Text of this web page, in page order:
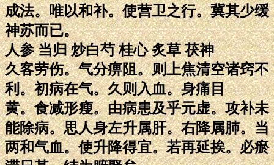
成法。唯以和补。使营卫之行。冀其少缓
神苏而已。
人参 当归 炒白芍 桂心 炙草 茯神
久客劳伤。气分痹阻。则上焦清空诸窍不
利。初病在气。久则入血。身痛目
黄。食减形瘦。由病患及乎元虚。攻补未
能除病。思人身左升属肝。右降属肺。当
两和气血。使升降得宜。若再延挨。必瘀